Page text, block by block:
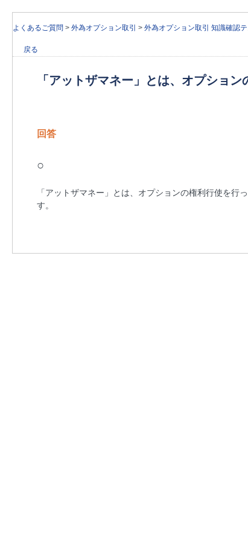
よくあるご質問 > 外為オプション取引 > 外為オプション取引 知識確認テ
戻る
「アットザマネー」とは、オプショ
回答
○
「アットザマネー」とは、オプションの権利行使を
す。